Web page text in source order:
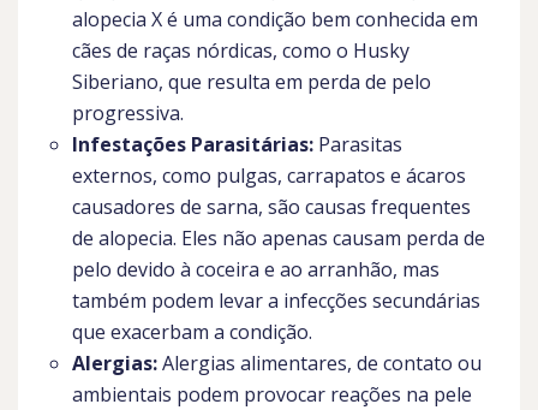
alopecia X é uma condição bem conhecida em
cães de raças nórdicas, como o Husky
Siberiano, que resulta em perda de pelo
progressiva.
Infestações Parasitárias: Parasitas
externos, como pulgas, carrapatos e ácaros
causadores de sarna, são causas frequentes
de alopecia. Eles não apenas causam perda de
pelo devido à coceira e ao arranhão, mas
também podem levar a infecções secundárias
que exacerbam a condição.
Alergias:Alergias alimentares, de contato ou
ambientais podem provocar reações na pele